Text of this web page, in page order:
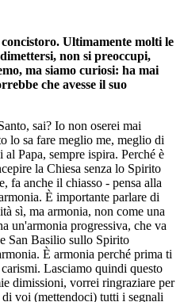
Ultimamente molti le
non si preoccupi,
ma siamo curiosi: ha mai
che avesse il suo
sai? Io non oserei mai
lo sa fare meglio me, meglio di
Papa, sempre ispira. Perché è
la Chiesa senza lo Spirito
fa anche il chiasso - pensa alla
È importante parlare di
sì, ma armonia, non come una
un'armonia progressiva, che va
San Basilio sullo Spirito
È armonia perché prima ti
Lasciamo quindi questo
dimissioni, vorrei ringraziare per
voi (mettendoci) tutti i segnali